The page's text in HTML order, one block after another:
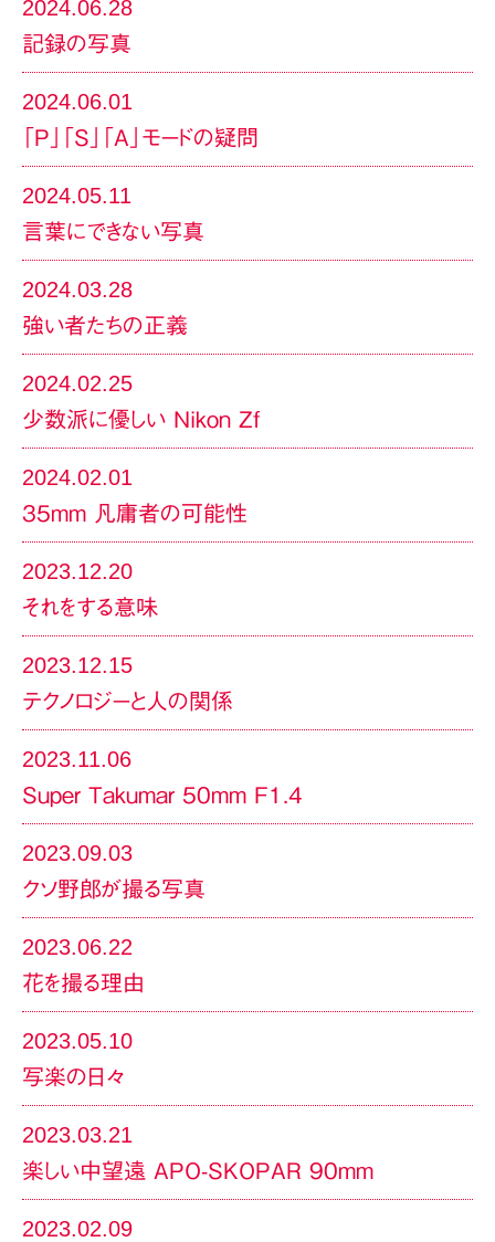
2024.06.28
記録の写真
2024.06.01
「P」「S」「A」モードの疑問
2024.05.11
言葉にできない写真
2024.03.28
強い者たちの正義
2024.02.25
少数派に優しい Nikon Zf
2024.02.01
35mm 凡庸者の可能性
2023.12.20
それをする意味
2023.12.15
テクノロジーと人の関係
2023.11.06
Super Takumar 50mm F1.4
2023.09.03
クソ野郎が撮る写真
2023.06.22
花を撮る理由
2023.05.10
写楽の日々
2023.03.21
楽しい中望遠 APO-SKOPAR 90mm
2023.02.09